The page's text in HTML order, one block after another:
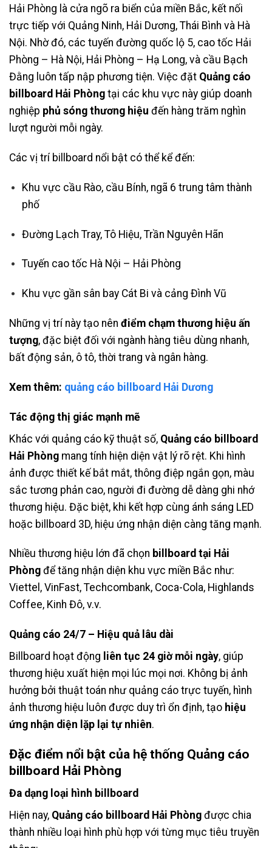
Hải Phòng là cửa ngõ ra biển của miền Bắc, kết nối
trực tiếp với Quảng Ninh, Hải Dương, Thái Bình và Hà
Nội. Nhờ đó, các tuyến đường quốc lộ 5, cao tốc Hải
Phòng – Hà Nội, Hải Phòng – Hạ Long, và cầu Bạch
Đằng luôn tấp nập phương tiện. Việc đặt Quảng cáo
billboard Hải Phòng tại các khu vực này giúp doanh
nghiệp phủ sóng thương hiệu đến hàng trăm nghìn
lượt người mỗi ngày.
Các vị trí billboard nổi bật có thể kể đến:
Khu vực cầu Rào, cầu Bính, ngã 6 trung tâm thành
phố
Đường Lạch Tray, Tô Hiệu, Trần Nguyên Hãn
Tuyến cao tốc Hà Nội – Hải Phòng
Khu vực gần sân bay Cát Bi và cảng Đình Vũ
Những vị trí này tạo nên điểm chạm thương hiệu ấn
tượng, đặc biệt đối với ngành hàng tiêu dùng nhanh,
bất động sản, ô tô, thời trang và ngân hàng.
Xem thêm: quảng cáo billboard Hải Dương
Tác động thị giác mạnh mẽ
Khác với quảng cáo kỹ thuật số, Quảng cáo billboard
Hải Phòng mang tính hiện diện vật lý rõ rệt. Khi hình
ảnh được thiết kế bắt mắt, thông điệp ngắn gọn, màu
sắc tương phản cao, người đi đường dễ dàng ghi nhớ
thương hiệu. Đặc biệt, khi kết hợp cùng ánh sáng LED
hoặc billboard 3D, hiệu ứng nhận diện càng tăng mạnh.
Nhiều thương hiệu lớn đã chọn billboard tại Hải
Phòng để tăng nhận diện khu vực miền Bắc như:
Viettel, VinFast, Techcombank, Coca-Cola, Highlands
Coffee, Kinh Đô, v.v.
Quảng cáo 24/7 – Hiệu quả lâu dài
Billboard hoạt động liên tục 24 giờ mỗi ngày, giúp
thương hiệu xuất hiện mọi lúc mọi nơi. Không bị ảnh
hưởng bởi thuật toán như quảng cáo trực tuyến, hình
ảnh thương hiệu luôn được duy trì ổn định, tạo hiệu
ứng nhận diện lặp lại tự nhiên.
Đặc điểm nổi bật của hệ thống Quảng cáo
billboard Hải Phòng
Đa dạng loại hình billboard
Hiện nay, Quảng cáo billboard Hải Phòng được chia
thành nhiều loại hình phù hợp với từng mục tiêu truyền